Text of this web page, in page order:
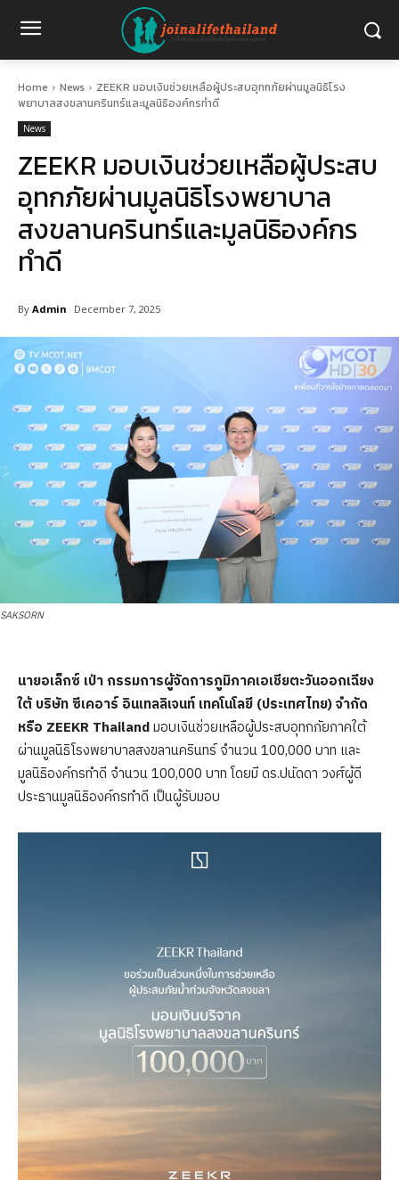
Home News
ZEEKR มอบเงินช่วยเหลือผู้ประสบอุทกภัยผ่านมูลนิธิโรง
พยาบาลสงขลานครินทร์และมูลนิธิองค์กรทำดี
News
ZEEKR มอบเงินช่วยเหลือผู้ประสบ
อุทกภัยผ่านมูลนิธิโรงพยาบาล
สงขลานครินทร์และมูลนิธิองค์กร
ทำดี
By Admin December 7, 2025
SAKSORN
นายอเล็กซ์ เป่า กรรมการผู้จัดการภูมิภาคเอเชียตะวันออกเฉียง
ใต้ บริษัท ซีเคอาร์ อินเทลลิเจนท์ เทคโนโลยี (ประเทศไทย) จำกัด
หรือ ZEEKR Thailandมอบเงินช่วยเหลือผู้ประสบอุทกภัยภาคใต้
ผ่านมูลนิธิโรงพยาบาลสงขลานครินทร์ จำนวน 100,000 บาท และ
มูลนิธิองค์กรทำดี จำนวน 100,000 บาท โดยมี ดร.ปนัดดา วงศ์ผู้ดี
ประธานมูลนิธิองค์กรทำดี เป็นผู้รับมอบ